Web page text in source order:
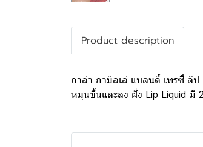
Product description
กาล่า กามิลเล่ แบลนดี้ เทรซี่ ลิ
หมุนขึ้นและลง ฝั่ง Lip Liquid มี